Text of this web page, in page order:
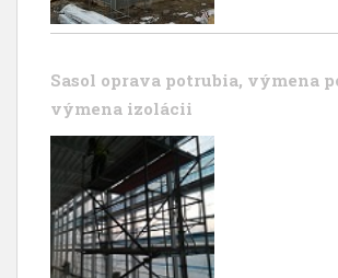
Sasol oprava potrubia, výmena
výmena izolácii